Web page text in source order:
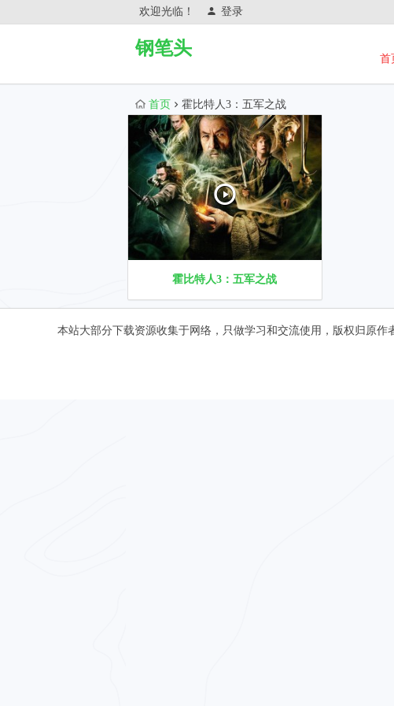
欢迎光临！ 登录
钢笔头
首
首页 霍比特人3：五军之战
霍比特人3：五军之战
本站大部分下载资源收集于网络，只做学习和交流使用，版权归原